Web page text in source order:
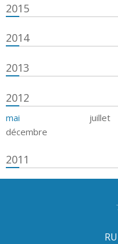
2015
2014
2013
2012
mai juillet
décembre
2011